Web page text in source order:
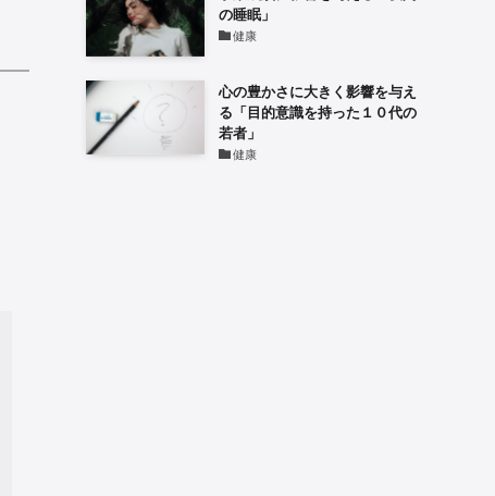
の睡眠」
健康
心の豊かさに大きく影響を与え
る「目的意識を持った１０代の
若者」
健康